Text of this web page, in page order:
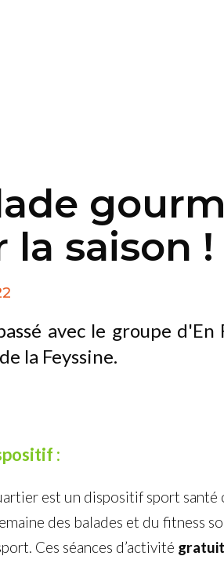
saison !
avec le groupe
la Feyssine.
:
est un dispositif sport santé
des balades et du fitness
Ces séances d’activité